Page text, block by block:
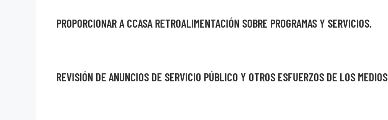
PROPORCIONAR A CCASA RETROALIMENTACIÓN SOBRE PROGRAMAS Y SERVICIOS.
REVISIÓN DE ANUNCIOS DE SERVICIO PÚBLICO Y OTROS ESFUERZOS DE LOS MEDIOS